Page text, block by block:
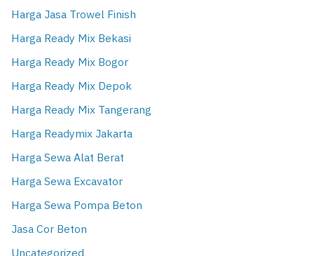
Harga Jasa Trowel Finish
Harga Ready Mix Bekasi
Harga Ready Mix Bogor
Harga Ready Mix Depok
Harga Ready Mix Tangerang
Harga Readymix Jakarta
Harga Sewa Alat Berat
Harga Sewa Excavator
Harga Sewa Pompa Beton
Jasa Cor Beton